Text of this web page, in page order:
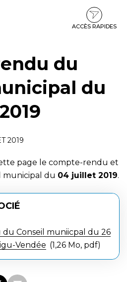
ACCÈS RAPIDES
du
du
2019
page le compte-rendu et
municipal du 04 juillet 2019.
Conseil muniicpal du 26
Vendée
1,26 Mo, pdf